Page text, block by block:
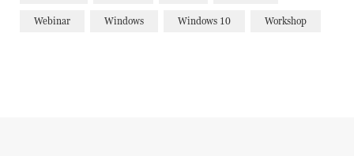
Webinar Windows Windows 10 Workshop